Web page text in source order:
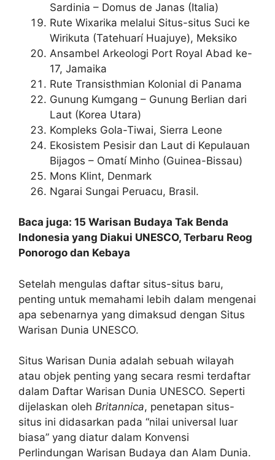
Sardinia – Domus de Janas (Italia)
Rute Wixarika melalui Situs-situs Suci ke
Wirikuta (Tatehuarí Huajuye), Meksiko
Ansambel Arkeologi Port Royal Abad ke-
17, Jamaika
Rute Transisthmian Kolonial di Panama
Gunung Kumgang – Gunung Berlian dari
Laut (Korea Utara)
Kompleks Gola-Tiwai, Sierra Leone
Ekosistem Pesisir dan Laut di Kepulauan
Bijagos – Omatí Minho (Guinea-Bissau)
Mons Klint, Denmark
Ngarai Sungai Peruacu, Brasil.
Baca juga: 15 Warisan Budaya Tak Benda
Indonesia yang Diakui UNESCO, Terbaru Reog
Ponorogo dan Kebaya
Setelah mengulas daftar situs-situs baru,
penting untuk memahami lebih dalam mengenai
apa sebenarnya yang dimaksud dengan Situs
Warisan Dunia UNESCO.
Situs Warisan Dunia adalah sebuah wilayah
atau objek penting yang secara resmi terdaftar
dalam Daftar Warisan Dunia UNESCO. Seperti
dijelaskan oleh Britannica, penetapan situs-
situs ini didasarkan pada “nilai universal luar
biasa” yang diatur dalam Konvensi
Perlindungan Warisan Budaya dan Alam Dunia.